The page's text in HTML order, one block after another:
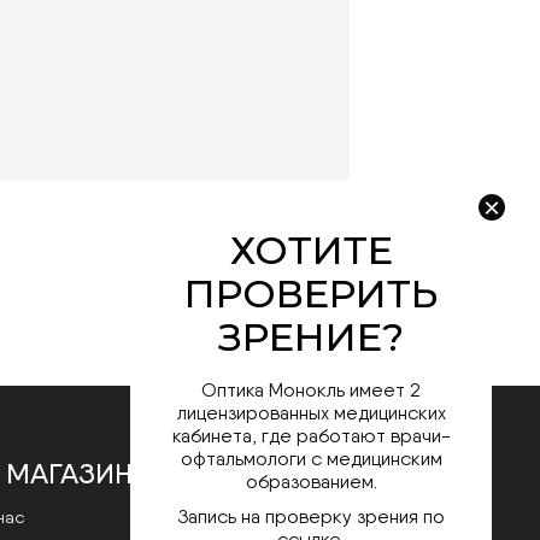
Оптика Монокль имеет 2
лицензированных медицинских
кабинета, где работают врачи-
офтальмологи с медицинским
образованием.
Запись на проверку зрения по